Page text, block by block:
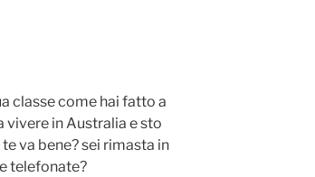
classe come hai fatto a
vivere in Australia e sto
va bene? sei rimasta in
telefonate?